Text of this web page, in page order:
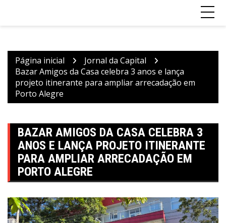
Página inicial
Jornal da Capital
Bazar Amigos da Casa celebra 3 anos e lança
projeto itinerante para ampliar arrecadação em
Porto Alegre
BAZAR AMIGOS DA CASA CELEBRA 3
ANOS E LANÇA PROJETO ITINERANTE
PARA AMPLIAR ARRECADAÇÃO EM
PORTO ALEGRE